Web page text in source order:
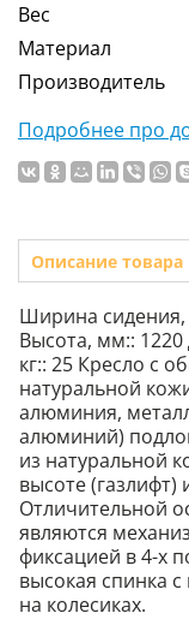
Вес
Материал
Производитель
Подробнее про
Описание товара
Ширина сидения,
Высота, мм::
кг:: 25 Кресло c
натуральной
алюминия,
алюминий)
из натуральной
высоте (газлифт)
Отличительной
являются
фиксацией в 4-х
высокая спинка
на колесиках.